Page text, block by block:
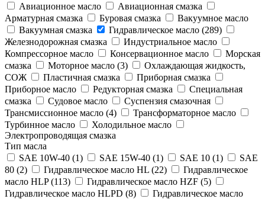
Авиационное масло
Авиационная смазка
Арматурная смазка
Буровая смазка
Вакуумное масло
Вакуумная смазка
Гидравлическое масло (289)
Железнодорожная смазка
Индустриальное масло
Компрессорное масло
Консервационное масло
Морская
смазка
Моторное масло (3)
Охлаждающая жидкость,
СОЖ
Пластичная смазка
Приборная смазка
Приборное масло
Редукторная смазка
Специальная
смазка
Судовое масло
Суспензия смазочная
Трансмиссионное масло (4)
Трансформаторное масло
Турбинное масло
Холодильное масло
Электропроводящая смазка
Тип масла
SAE 10W-40 (1)
SAE 15W-40 (1) SAE 10 (1)
SAE
80 (2)
Гидравлическое масло HL (22)
Гидравлическое
масло HLP (113)
Гидравлическое масло HZF (5)
Гидравлическое масло HLPD (8)
Гидравлическое масло